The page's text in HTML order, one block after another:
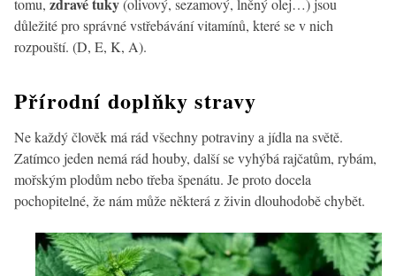
tomu, zdravé tuky(olivový, sezamový, lněný olej…) jsou
důležité pro správné vstřebávání vitamínů, které se v nich
rozpouští. (D, E, K, A).
Přírodní doplňky stravy
Ne každý člověk má rád všechny potraviny a jídla na světě.
Zatímco jeden nemá rád houby, další se vyhýbá rajčatům, rybám,
mořským plodům nebo třeba špenátu. Je proto docela
pochopitelné, že nám může některá z živin dlouhodobě chybět.